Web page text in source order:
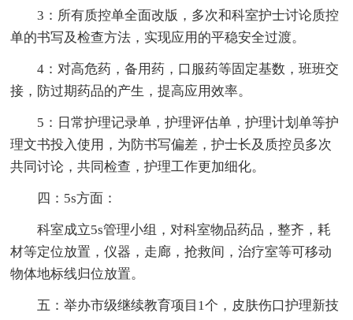
3：所有质控单全面改版，多次和科室护士讨论质控
单的书写及检查方法，实现应用的平稳安全过渡。
4：对高危药，备用药，口服药等固定基数，班班交
接，防过期药品的产生，提高应用效率。
5：日常护理记录单，护理评估单，护理计划单等护
理文书投入使用，为防书写偏差，护士长及质控员多次
共同讨论，共同检查，护理工作更加细化。
四：5s方面：
科室成立5s管理小组，对科室物品药品，整齐，耗
材等定位放置，仪器，走廊，抢救间，治疗室等可移动
物体地标线归位放置。
五：举办市级继续教育项目1个，皮肤伤口护理新技